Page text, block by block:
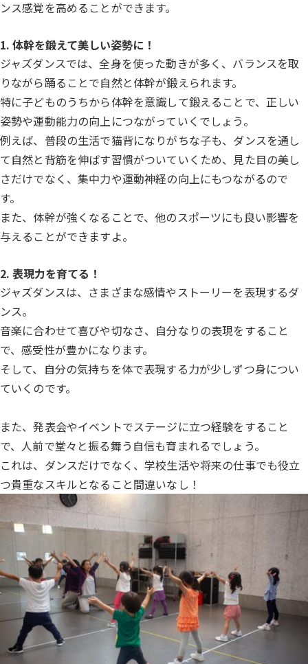
ンス感覚を高めることができます。
1. 体幹を鍛えて美しい姿勢に！
ジャズダンスでは、全身を使った動きが多く、バランスを取
りながら踊ることで自然と体幹が鍛えられます。
特に子どものうちから体幹を意識して鍛えることで、正しい
姿勢や運動能力の向上につながっていくでしょう。
例えば、普段の生活で猫背になりがちな子も、ダンスを通し
て自然と背筋を伸ばす習慣がついていくため、見た目の美し
さだけでなく、集中力や運動神経の向上にもつながるので
す。
また、体幹が強くなることで、他のスポーツにも良い影響を
与えることができますよ。
2. 表現力を育てる！
ジャズダンスは、さまざまな感情やストーリーを表現するダ
ンス。
音楽に合わせて喜びや切なさ、自分なりの表現をすること
で、感受性が豊かになります。
そして、自分の気持ちを体で表現する力が少しずつ身につい
ていくのです。
また、発表会やイベントでステージに立つ経験をすること
で、人前で堂々と振る舞う自信も育まれるでしょう。
これは、ダンスだけでなく、学校生活や将来の仕事でも役立
つ貴重なスキルとなること間違いなし！